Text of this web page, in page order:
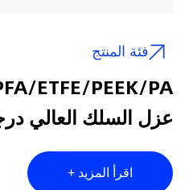
فئة المنتج
عزل السلك العالي
اقرأ المزيد +